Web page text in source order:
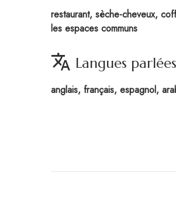
restaurant, sèche-cheveux,
les espaces communs
translate Langues parlées
anglais, français, espagnol,